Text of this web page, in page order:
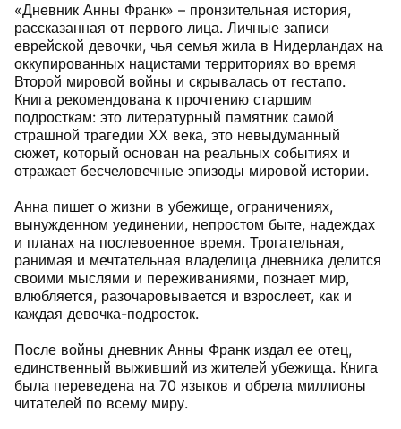
«Дневник Анны Франк» – пронзительная история,
рассказанная от первого лица. Личные записи
еврейской девочки, чья семья жила в Нидерландах на
оккупированных нацистами территориях во время
Второй мировой войны и скрывалась от гестапо.
Книга рекомендована к прочтению старшим
подросткам: это литературный памятник самой
страшной трагедии ХХ века, это невыдуманный
сюжет, который основан на реальных событиях и
отражает бесчеловечные эпизоды мировой истории.
Анна пишет о жизни в убежище, ограничениях,
вынужденном уединении, непростом быте, надеждах
и планах на послевоенное время. Трогательная,
ранимая и мечтательная владелица дневника делится
своими мыслями и переживаниями, познает мир,
влюбляется, разочаровывается и взрослеет, как и
каждая девочка-подросток.
После войны дневник Анны Франк издал ее отец,
единственный выживший из жителей убежища. Книга
была переведена на 70 языков и обрела миллионы
читателей по всему миру.